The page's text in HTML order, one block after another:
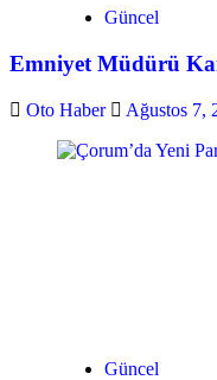
Güncel
Emniyet Müdürü
Oto Haber Ağustos 7,
Güncel